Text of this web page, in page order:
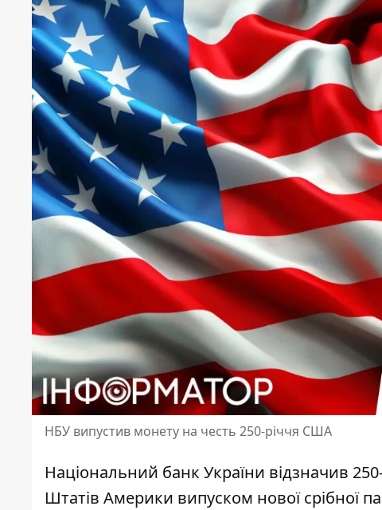
НБУ випустив монету на честь 250-річчя США
Національний банк України відзначив
Штатів Америки випуском нової срібної